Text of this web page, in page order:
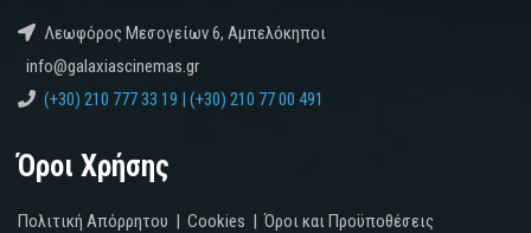
Λεωφόρος Μεσογείων 6, Αμπελόκηποι
info@galaxiascinemas.gr
(+30) 210 777 33 19 | (+30) 210 77 00 491
Όροι Χρήσης
Πολιτική Απόρρητου | Cookies |Όροι και Προϋποθέσεις